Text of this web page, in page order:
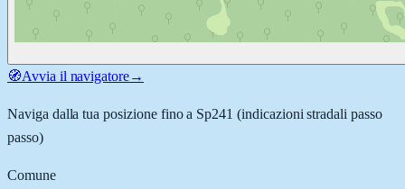
🧭Avvia il navigatore→
Naviga dalla tua posizione fino a Sp241 (indicazioni stradali passo
passo)
Comune